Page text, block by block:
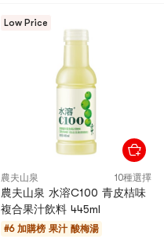
Low Price
農夫山泉 10種選擇
農夫山泉 水溶C100 青皮桔味
複合果汁飲料 445ml
#6 加購榜 果汁 酸梅湯